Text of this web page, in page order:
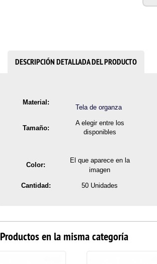
DESCRIPCIÓN DETALLADA DEL PRODUCTO
Material:
Tela de organza
Tamaño:
A elegir entre los
disponibles
Color:
El que aparece en la
imagen
Cantidad: 50 Unidades
Productos en la misma categoría